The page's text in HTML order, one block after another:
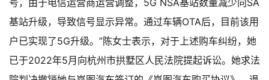
号，由于电信运营商运营调整，5G NSA基站数量减少向SA
基站升级，导致信号显示异常。通过车辆OTA后，目前该用
户已实现了5G升级。”陈女士表示，对于上述购车纠纷，她
已于2022年5月向杭州市拱墅区人民法院提起诉讼。她求法